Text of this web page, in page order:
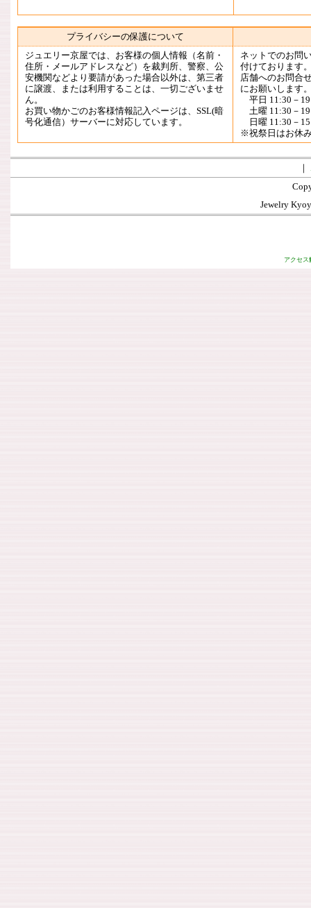
プライバシーの保護について
ジュエリー京屋では、お客様の個人情報（名前・
住所・メールアドレスなど）を裁判所、警察、公
安機関などより要請があった場合以外は、第三者
に譲渡、または利用することは、一切ございませ
ん。
お買い物かごのお客様情報記入ページは、SSL(暗
号化通信）サーバーに対応しています。
ネットでのお問
付けております
店舗へのお問合
にお願いします
平日 11:30－
土曜 11:30－
日曜 11:30－
※祝祭日はお休
｜
Jewelry
アクセス